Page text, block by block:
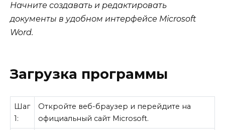
Начните создавать и редактировать
документы в удобном интерфейсе Microsoft
Word.
Загрузка программы
Шаг
1:
Откройте веб-браузер и перейдите на
официальный сайт Microsoft.